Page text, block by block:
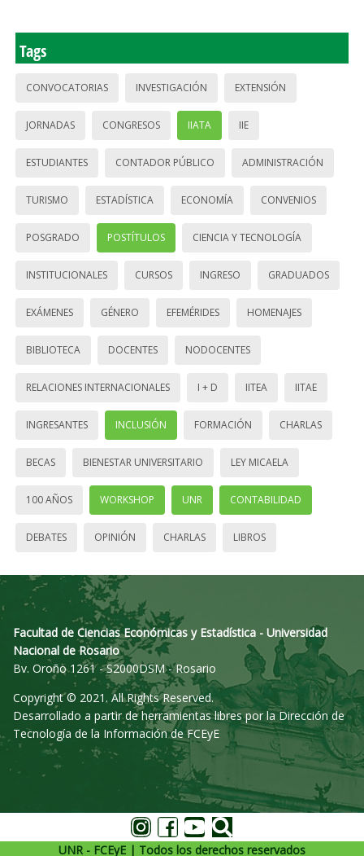
Tags
CONVOCATORIAS INVESTIGACIÓN EXTENSIÓN
JORNADAS CONGRESOS IIATA IIE
ESTUDIANTES CONTADOR PÚBLICO ADMINISTRACIÓN
TURISMO ESTADÍSTICA ECONOMÍA CONVENIOS
POSGRADO POSTÍTULOS CIENCIA Y TECNOLOGÍA
INSTITUCIONALES CURSOS INGRESO GRADUADOS
EXÁMENES GÉNERO EFEMÉRIDES HOMENAJES
BIBLIOTECA DOCENTES NODOCENTES
RELACIONES INTERNACIONALES I + D IITEA IITAE
INGRESANTES INCLUSIÓN FORMACIÓN CHARLAS
BECAS BIENESTAR UNIVERSITARIO LEY MICAELA
100 AÑOS WORKSHOP UNR CONTABILIDAD
DEBATES OPINIÓN CHARLAS LIBROS
Facultad de Ciencias Económicas y Estadística - Universidad
Nacional de Rosario
Bv. Oroño 1261 - S2000DSM - Rosario
Copyright © 2021. All Rights Reserved.
Desarrollado a partir de herramientas libres por la Dirección de
Tecnología de la Información de FCEyE
UNR - FCEyE | Todos los derechos reservados